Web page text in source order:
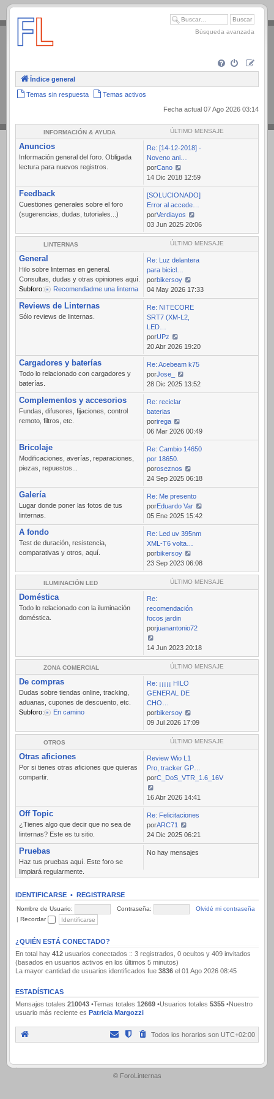
.
Búsqueda avanzada
Índice general
Temas sin respuesta
Temas activos
Fecha actual 07 Ago 2026 03:14
INFORMACIÓN & AYUDA ÚLTIMO MENSAJE
Anuncios
Información general del foro. Obligada
lectura para nuevos registros.
Re: [14-12-2018] -
Noveno ani…
porCano
Ver
último
mensaje
14 Dic 2018 12:59
Feedback
Cuestiones generales sobre el foro
(sugerencias, dudas, tutoriales...)
[SOLUCIONADO]
Error al accede…
porVerdiayos
Ver
último
mensaje
03 Jun 2025 20:06
LINTERNAS ÚLTIMO MENSAJE
General
Hilo sobre linternas en general.
Consultas, dudas y otras opiniones aquí.
Subforo:
Recomendadme una linterna
Re: Luz delantera
para bicicl…
porbikersoy
Ver
último
mensaje
04 May 2026 17:33
Reviews de Linternas
Sólo reviews de linternas.
Re: NITECORE
SRT7 (XM-L2,
LED…
porUPz
Ver
último
mensaje
20 Abr 2026 19:20
Cargadores y baterías
Todo lo relacionado con cargadores y
baterías.
Re: Acebeam k75
porJose_
Ver
último
mensaje
28 Dic 2025 13:52
Complementos y accesorios
Fundas, difusores, fijaciones, control
remoto, filtros, etc.
Re: reciclar
baterias
porirega
Ver
último
mensaje
06 Mar 2026 00:49
Bricolaje
Modificaciones, averías, reparaciones,
piezas, repuestos...
Re: Cambio 14650
por 18650.
poroseznos
Ver
último
mensaje
24 Sep 2025 06:18
Galería
Lugar donde poner las fotos de tus
linternas.
Re: Me presento
porEduardo Var
Ver
último
mensaje
05 Ene 2025 15:42
A fondo
Test de duración, resistencia,
comparativas y otros, aquí.
Re: Led uv 395nm
XML-T6 volta…
porbikersoy
Ver
último
mensaje
23 Sep 2023 06:08
ILUMINACIÓN LED ÚLTIMO MENSAJE
Doméstica
Todo lo relacionado con la iluminación
doméstica.
Re:
recomendación
focos jardin
porjuanantonio72
Ver
último
mensaje
14 Jun 2023 20:18
ZONA COMERCIAL ÚLTIMO MENSAJE
De compras
Dudas sobre tiendas online, tracking,
aduanas, cupones de descuento, etc.
Subforo:
En camino
Re: ¡¡¡¡¡ HILO
GENERAL DE
CHO…
porbikersoy
Ver
último
mensaje
09 Jul 2026 17:09
OTROS ÚLTIMO MENSAJE
Otras aficiones
Por si tienes otras aficiones que quieras
compartir.
Review Wio L1
Pro, tracker GP…
porC_DoS_VTR_1.6_16V
Ver
último
mensaje
16 Abr 2026 14:41
Off Topic
¿Tienes algo que decir que no sea de
linternas? Este es tu sitio.
Re: Felicitaciones
porARC71
Ver
último
mensaje
24 Dic 2025 06:21
Pruebas
Haz tus pruebas aquí. Este foro se
limpiará regularmente.
No hay mensajes
IDENTIFICARSE • REGISTRARSE
Nombre de Usuario: Contraseña:
Olvidé mi contraseña
| Recordar
¿QUIÉN ESTÁ CONECTADO?
En total hay 412 usuarios conectados :: 3 registrados, 0 ocultos y 409 invitados
(basados en usuarios activos en los últimos 5 minutos)
La mayor cantidad de usuarios identificados fue 3836 el 01 Ago 2026 08:45
ESTADÍSTICAS
Mensajes totales 210043 •Temas totales 12669 •Usuarios totales 5355 •Nuestro
usuario más reciente es Patricia Margozzi
Todos los horarios son UTC+02:00
.
© ForoLinternas